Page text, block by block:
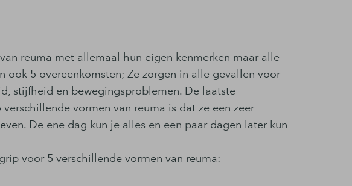
reuma met allemaal hun eigen kenmerken maar alle
ook 5 overeenkomsten; Ze zorgen in alle gevallen voor
stijfheid en bewegingsproblemen. De laatste
vormen van reuma is dat ze een zeer
De ene dag kun je alles en een paar dagen later kun
voor 5 verschillende vormen van reuma: